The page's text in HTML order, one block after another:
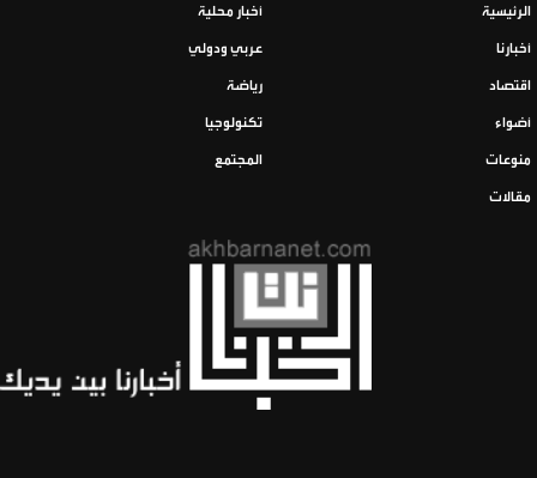
الرئيسية أخبار محلية
أخبارنا عربي ودولي
اقتصاد رياضة
أضواء تكنولوجيا
منوعات المجتمع
مقالات